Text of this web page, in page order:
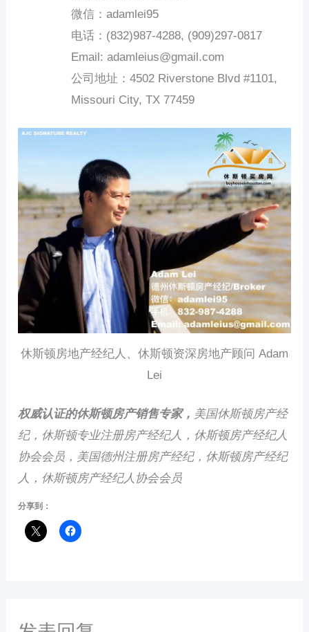
微信：adamlei95
电话：(832)987-4288, (909)297-0817
Email: adamleius@gmail.com
公司地址： 4502 Riverstone Blvd #1101,
Missouri City, TX 77459
休斯顿房地产经纪人、休斯顿资深房地产顾问 Adam
Lei
权威认证的休斯顿房产销售专家， 美国休斯顿房产经
纪， 休斯顿专业注册房产经纪人，休斯顿房产经纪人
协会会员，美国德州注册房产经纪，休斯顿房产经纪
人，休斯顿房产经纪人协会会员
分享到：